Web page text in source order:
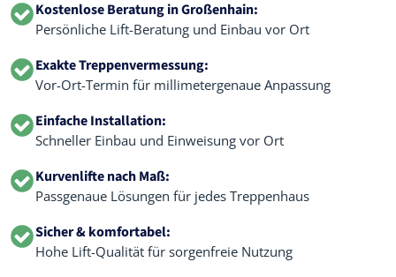
Kostenlose Beratung in Großenhain:
Persönliche Lift-Beratung und Einbau vor Ort
Exakte Treppenvermessung:
Vor-Ort-Termin für millimetergenaue Anpassung
Einfache Installation:
Schneller Einbau und Einweisung vor Ort
Kurvenlifte nach Maß:
Passgenaue Lösungen für jedes Treppenhaus
Sicher & komfortabel:
Hohe Lift-Qualität für sorgenfreie Nutzung